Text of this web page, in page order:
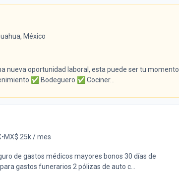
México
nueva oportunidad laboral, esta puede ser tu momento.
✅ Bodeguero ✅ Cociner...
•MX$ 25k / mes
de gastos médicos mayores bonos 30 días de
gastos funerarios 2 pólizas de auto c...